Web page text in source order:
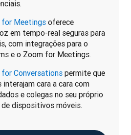
for Meetings oferece
em tempo-real seguras para
com integrações para o
e o Zoom for Meetings.
for Conversations permite que
cara a cara com
e colegas no seu próprio
dispositivos móveis.